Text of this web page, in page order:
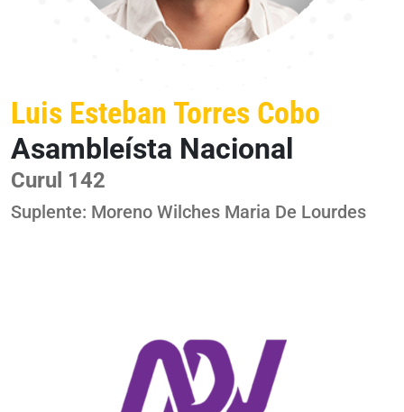
Luis Esteban Torres Cobo
Asambleísta Nacional
Curul 142
Suplente: Moreno Wilches Maria De Lourdes